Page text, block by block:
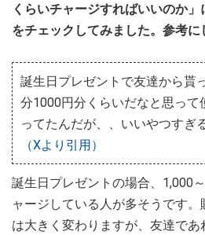
くらいチャージすればいいのか
をチェックしてみました。参考に
誕生日プレゼントで友達から貰
分1000円分くらいだなと思って
ってたんだが、、いいやつすぎ
（Xより引用）
誕生日プレゼントの場合、1,000
ャージしている人が多そうです
は大きく変わりますが、友達であ